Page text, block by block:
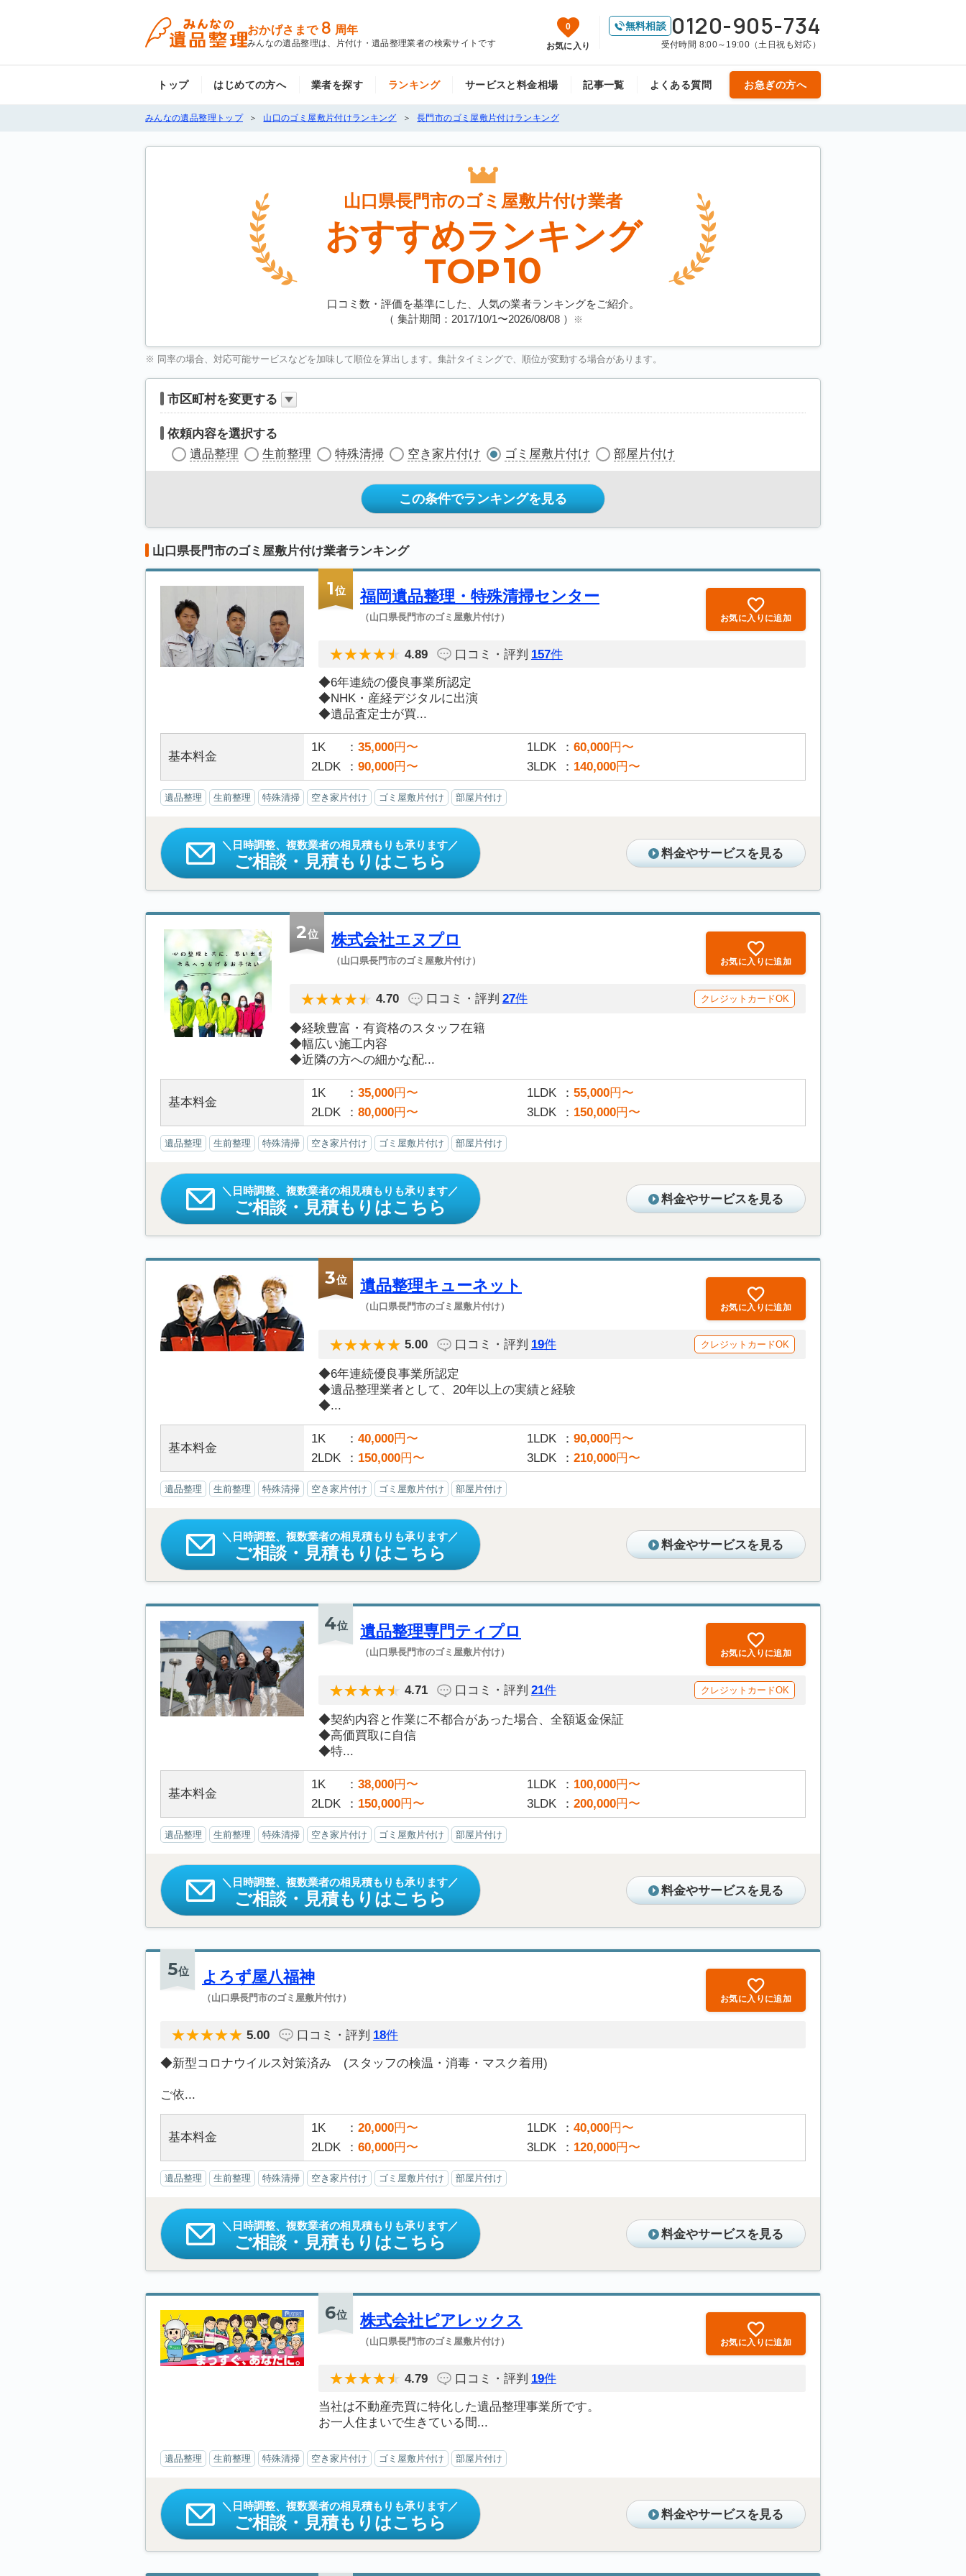
おかげさまで 8 周年
みんなの遺品整理は、片付け・遺品整理業者の検索サイトです
0
お気に入り
無料相談 0120-905-734
受付時間 8:00～19:00（土日祝も対応）
トップ はじめての方へ 業者を探す ランキング サービスと料金相場 記事一覧 よくある質問 お急ぎの方へ
みんなの遺品整理トップ 山口のゴミ屋敷片付けランキング 長門市のゴミ屋敷片付けランキング
山口県長門市のゴミ屋敷片付け業者
おすすめランキング
TOP10
口コミ数・評価を基準にした、人気の業者ランキングをご紹介。
（ 集計期間：2017/10/1〜2026/08/08） ※
※ 同率の場合、対応可能サービスなどを加味して順位を算出します。集計タイミングで、順位が変動する場合があります。
市区町村を変更する
依頼内容を選択する
遺品整理
生前整理 特殊清掃 空き家片付け ゴミ屋敷片付け 部屋片付け
この条件でランキングを見る
山口県長門市のゴミ屋敷片付け業者ランキング
1位 福岡遺品整理・特殊清掃センター
（山口県長門市のゴミ屋敷片付け） お気に入りに追加
4.89 口コミ・評判 157件
◆6年連続の優良事業所認定
◆NHK・産経デジタルに出演
◆遺品査定士が買...
基本料金
1K 35,000円〜 1LDK 60,000円〜
2LDK
90,000円〜 3LDK 140,000円〜
遺品整理 生前整理 特殊清掃 空き家片付け ゴミ屋敷片付け 部屋片付け
日時調整、複数業者の相見積もりも承ります
ご相談・見積もりはこちら 料金やサービスを見る
2位 株式会社エヌプロ
（山口県長門市のゴミ屋敷片付け） お気に入りに追加
4.70 口コミ・評判 27件 クレジットカードOK
◆経験豊富・有資格のスタッフ在籍
◆幅広い施工内容
◆近隣の方への細かな配...
基本料金
1K 35,000円〜 1LDK 55,000円〜
2LDK
80,000円〜 3LDK 150,000円〜
遺品整理 生前整理 特殊清掃 空き家片付け ゴミ屋敷片付け 部屋片付け
日時調整、複数業者の相見積もりも承ります
ご相談・見積もりはこちら 料金やサービスを見る
3位 遺品整理キューネット
（山口県長門市のゴミ屋敷片付け） お気に入りに追加
5.00 口コミ・評判 19件 クレジットカードOK
◆6年連続優良事業所認定
◆遺品整理業者として、20年以上の実績と経験
◆...
基本料金
1K 40,000円〜 1LDK 90,000円〜
2LDK
150,000円〜 3LDK 210,000円〜
遺品整理 生前整理 特殊清掃 空き家片付け ゴミ屋敷片付け 部屋片付け
日時調整、複数業者の相見積もりも承ります
ご相談・見積もりはこちら 料金やサービスを見る
4位 遺品整理専門ティプロ
（山口県長門市のゴミ屋敷片付け） お気に入りに追加
4.71 口コミ・評判 21件 クレジットカードOK
◆契約内容と作業に不都合があった場合、全額返金保証
◆高価買取に自信
◆特...
基本料金
1K 38,000円〜 1LDK 100,000円〜
2LDK
150,000円〜 3LDK 200,000円〜
遺品整理 生前整理 特殊清掃 空き家片付け ゴミ屋敷片付け 部屋片付け
日時調整、複数業者の相見積もりも承ります
ご相談・見積もりはこちら 料金やサービスを見る
5位 よろず屋八福神
（山口県長門市のゴミ屋敷片付け） お気に入りに追加
5.00 口コミ・評判 18件
◆新型コロナウイルス対策済み (スタッフの検温・消毒・マスク着用)
ご依...
基本料金
1K 20,000円〜 1LDK 40,000円〜
2LDK
60,000円〜 3LDK 120,000円〜
遺品整理 生前整理 特殊清掃 空き家片付け ゴミ屋敷片付け 部屋片付け
日時調整、複数業者の相見積もりも承ります
ご相談・見積もりはこちら 料金やサービスを見る
6位 株式会社ピアレックス
（山口県長門市のゴミ屋敷片付け） お気に入りに追加
4.79 口コミ・評判 19件
当社は不動産売買に特化した遺品整理事業所です。
お一人住まいで生きている間...
遺品整理 生前整理 特殊清掃 空き家片付け ゴミ屋敷片付け 部屋片付け
日時調整、複数業者の相見積もりも承ります
ご相談・見積もりはこちら 料金やサービスを見る